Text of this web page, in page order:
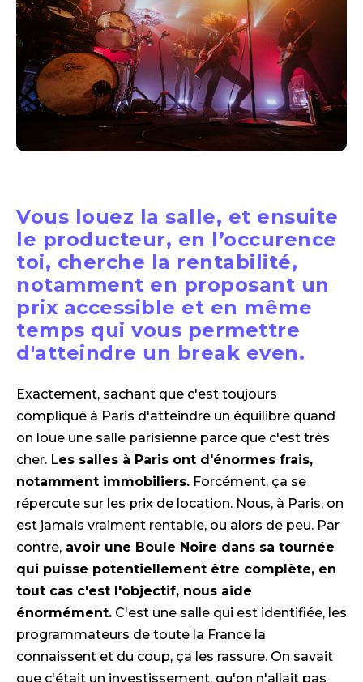
Vous louez la salle, et ensuite
le producteur, en l’occurence
toi, cherche la rentabilité,
notamment en proposant un
prix accessible et en même
temps qui vous permettre
d'atteindre un break even.
Exactement, sachant que c'est toujours
compliqué à Paris d'atteindre un équilibre quand
on loue une salle parisienne parce que c'est très
cher. Les salles à Paris ont d'énormes frais,
notamment immobiliers. Forcément, ça se
répercute sur les prix de location. Nous, à Paris, on
est jamais vraiment rentable, ou alors de peu. Par
contre, avoir une Boule Noire dans sa tournée
qui puisse potentiellement être complète, en
tout cas c'est l'objectif, nous aide
énormément. C'est une salle qui est identifiée, les
programmateurs de toute la France la
connaissent et du coup, ça les rassure. On savait
que c'était un investissement, qu'on n'allait pas